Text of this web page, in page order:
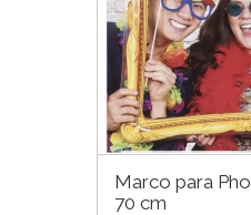
Marco para
70 cm